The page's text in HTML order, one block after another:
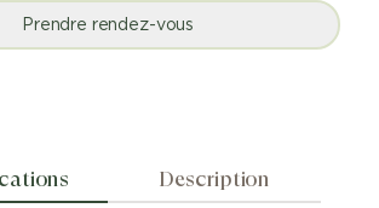
Prendre rendez-vous
Description